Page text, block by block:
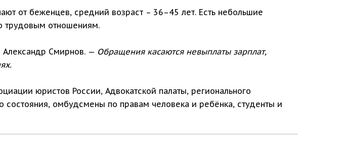
от беженцев, средний возраст – 36–45 лет. Есть небольшие
трудовым отношениям.
Александр Смирнов. — Обращения касаются невыплаты зарплат,
юристов России, Адвокатской палаты, регионального
состояния, омбудсмены по правам человека и ребёнка, студенты и